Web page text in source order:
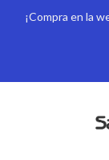
¡Compra en la